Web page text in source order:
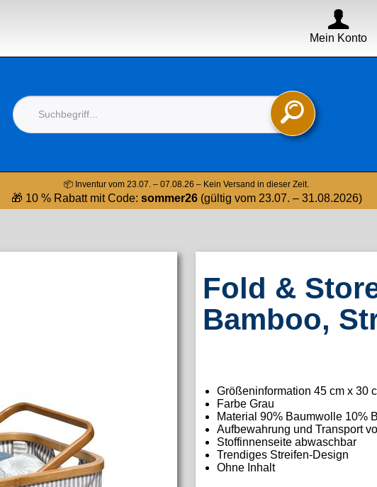
Mein Konto

📦 Inventur vom 23.07. – 07.08.26 – Kein Versand in dieser Zeit.
🎁 10 % Rabatt mit Code: sommer26(gültig vom 23.07. – 31.08.2026)
Fold &
Bamboo,
Größeninformation45 cm x 30
Farbe Grau
Material90% Baumwolle 10%
Aufbewahrung und Transport
Stoffinnenseite abwaschbar
Trendiges Streifen-Design
Ohne Inhalt